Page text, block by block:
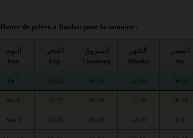
Heure de prière à Ibadan pour la semaine :
اليوم
Jour
الفجر
Fajr
الشروق
Chourouq
الظهر
Dhouhr
العصر
Asr
Fri 7 05:25 06:38 12:50 16:08
Sat 8 05:25 06:38 12:50 16:08
Sun 9 05:25 06:38 12:50 16:07